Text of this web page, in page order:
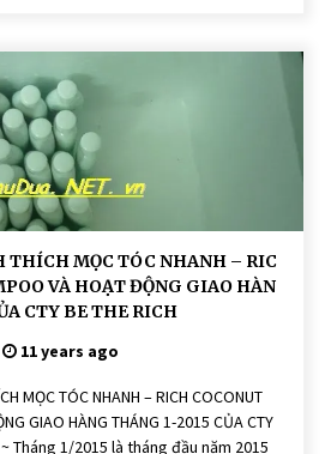
THÍCH MỌC TÓC NHANH – RIC
VÀ HOẠT ĐỘNG GIAO HÀN
CTY BE THE RICH
11 years ago
MỌC TÓC NHANH – RICH COCONUT
GIAO HÀNG THÁNG 1-2015 CỦA CTY
~ Tháng 1/2015 là tháng đầu năm 2015